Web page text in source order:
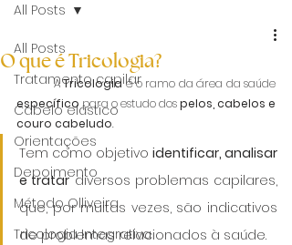
All Posts
Tratamento capilar
Cabelo elástico
Orientações
Depoimento
Método Olliveira
Tricologia Integrativa
All Posts
O que é Tricologia?
A Tricologia
específico para o estudo dos pelos, cabelos e
couro cabeludo.
Tem como objetivo identificar, analisar
e tratar diversos problemas capilares,
que, por muitas vezes, são indicativos
de problemas relacionados à saúde.